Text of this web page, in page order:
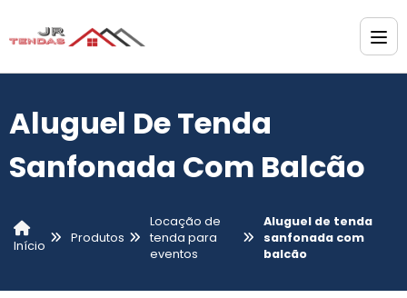
Aluguel De Tenda
Sanfonada Com Balcão
Início
Produtos
Locação de
tenda para
eventos
Aluguel de tenda
sanfonada com
balcão